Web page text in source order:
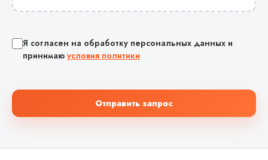
Я согласен на обработку персональных данных и
принимаю условия политики
Отправить запрос